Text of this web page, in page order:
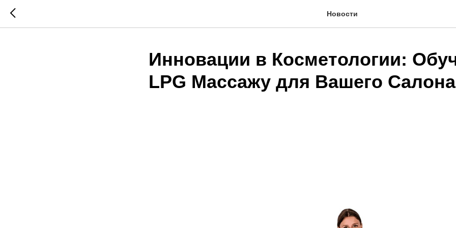
Новости
Инновации в Косметологии:
LPG Массажу для Вашего Салона